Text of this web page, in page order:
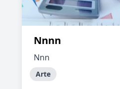
Nnnn
Nnn
Arte